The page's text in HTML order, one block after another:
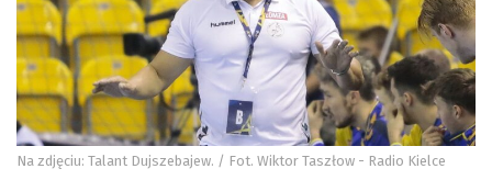
Na zdjęciu: Talant Dujszebajew. / Fot. Wiktor Taszłow - Radio Kielce